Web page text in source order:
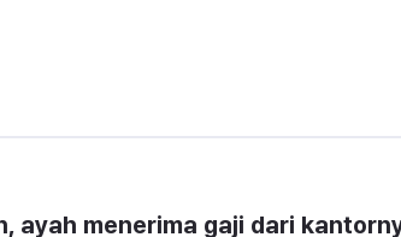
ayah menerima gaji dari